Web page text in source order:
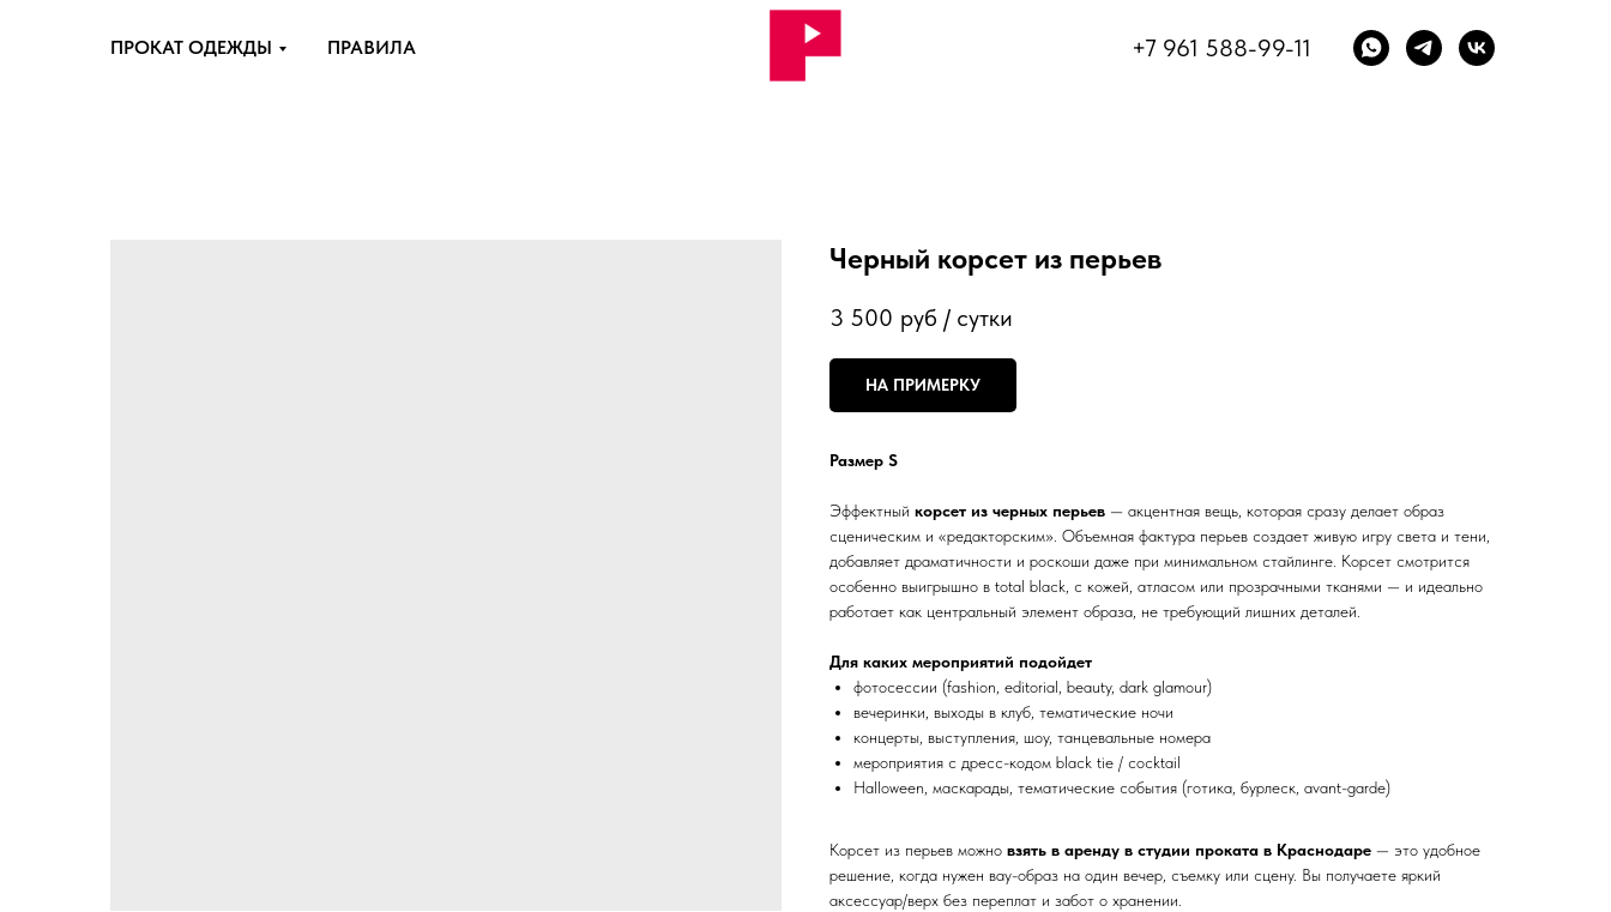
ПРОКАТ ОДЕЖДЫ ПРАВИЛА +7 961 588-99-11
Черный корсет из перьев
3 500 руб / сутки
НА ПРИМЕРКУ
Размер S
Эффектный корсет из черных перьев — акцентная вещь, которая сразу делает образ
сценическим и «редакторским». Объемная фактура перьев создает живую игру света и тени,
добавляет драматичности и роскоши даже при минимальном стайлинге. Корсет смотрится
особенно выигрышно в total black, с кожей, атласом или прозрачными тканями — и идеально
работает как центральный элемент образа, не требующий лишних деталей.
Для каких мероприятий подойдет
фотосессии (fashion, editorial, beauty, dark glamour)
вечеринки, выходы в клуб, тематические ночи
концерты, выступления, шоу, танцевальные номера
мероприятия с дресс-кодом black tie / cocktail
Halloween, маскарады, тематические события (готика, бурлеск, avant-garde)
Корсет из перьев можно взять в аренду в студии проката в Краснодаре — это удобное
решение, когда нужен вау-образ на один вечер, съемку или сцену. Вы получаете яркий
аксессуар/верх без переплат и забот о хранении.